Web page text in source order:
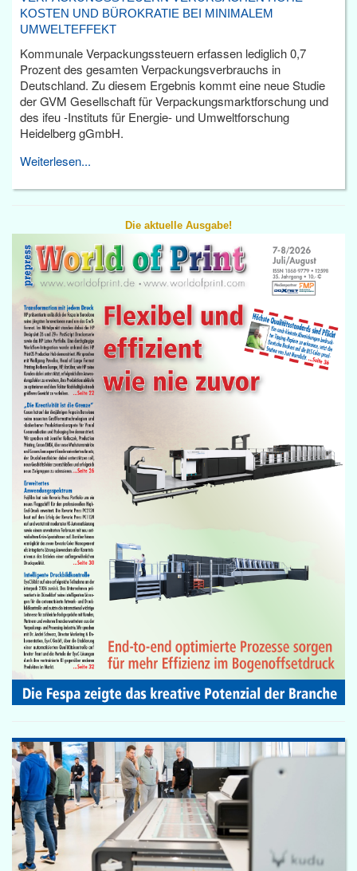
KOSTEN UND BÜROKRATIE BEI MINIMALEM
UMWELTEFFEKT
Kommunale Verpackungssteuern erfassen lediglich 0,7
Prozent des gesamten Verpackungsverbrauchs in
Deutschland. Zu diesem Ergebnis kommt eine neue Studie
der GVM Gesellschaft für Verpackungsmarktforschung und
des ifeu -Instituts für Energie- und Umweltforschung
Heidelberg gGmbH.
Weiterlesen...
Die aktuelle Ausgabe!